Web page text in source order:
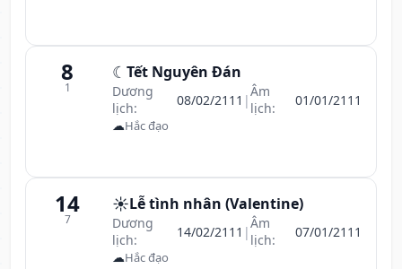
8
1
☾ Tết Nguyên Đán
Dương
lịch:
08/02/2111 |Âm
lịch:
01/01/2111
☁Hắc đạo
14
7
☀️Lễ tình nhân (Valentine)
Dương
lịch:
14/02/2111 |Âm
lịch:
07/01/2111
☁Hắc đạo